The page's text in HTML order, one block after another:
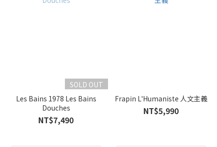
SOLD OUT
Les Bains 1978 Les Bains
Douches
NT$7,490
Frapin L'Humaniste 人文主義
NT$5,990